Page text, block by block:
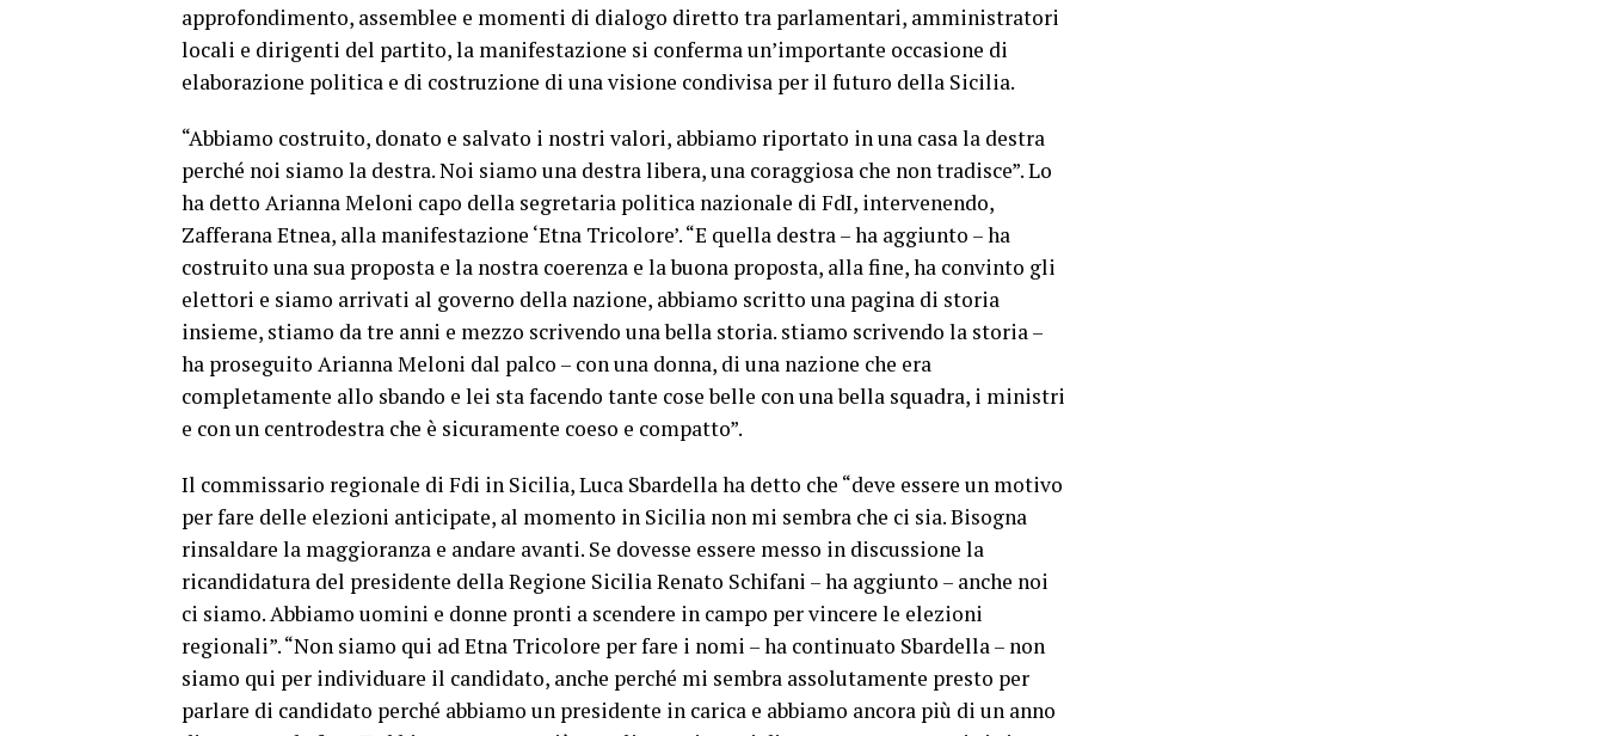
approfondimento, assemblee e momenti di dialogo diretto tra parlamentari, amministratori
locali e dirigenti del partito, la manifestazione si conferma un’importante occasione di
elaborazione politica e di costruzione di una visione condivisa per il futuro della Sicilia.
“Abbiamo costruito, donato e salvato i nostri valori, abbiamo riportato in una casa la destra
perché noi siamo la destra. Noi siamo una destra libera, una coraggiosa che non tradisce”. Lo
ha detto Arianna Meloni capo della segretaria politica nazionale di FdI, intervenendo,
Zafferana Etnea, alla manifestazione ‘Etna Tricolore’. “E quella destra – ha aggiunto – ha
costruito una sua proposta e la nostra coerenza e la buona proposta, alla fine, ha convinto gli
elettori e siamo arrivati al governo della nazione, abbiamo scritto una pagina di storia
insieme, stiamo da tre anni e mezzo scrivendo una bella storia. stiamo scrivendo la storia –
ha proseguito Arianna Meloni dal palco – con una donna, di una nazione che era
completamente allo sbando e lei sta facendo tante cose belle con una bella squadra, i ministri
e con un centrodestra che è sicuramente coeso e compatto”.
Il commissario regionale di Fdi in Sicilia, Luca Sbardella ha detto che “deve essere un motivo
per fare delle elezioni anticipate, al momento in Sicilia non mi sembra che ci sia. Bisogna
rinsaldare la maggioranza e andare avanti. Se dovesse essere messo in discussione la
ricandidatura del presidente della Regione Sicilia Renato Schifani – ha aggiunto – anche noi
ci siamo. Abbiamo uomini e donne pronti a scendere in campo per vincere le elezioni
regionali”. “Non siamo qui ad Etna Tricolore per fare i nomi – ha continuato Sbardella – non
siamo qui per individuare il candidato, anche perché mi sembra assolutamente presto per
parlare di candidato perché abbiamo un presidente in carica e abbiamo ancora più di un anno